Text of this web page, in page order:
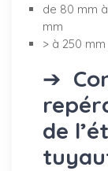
de 80 mm
mm
> à 250
➔
de